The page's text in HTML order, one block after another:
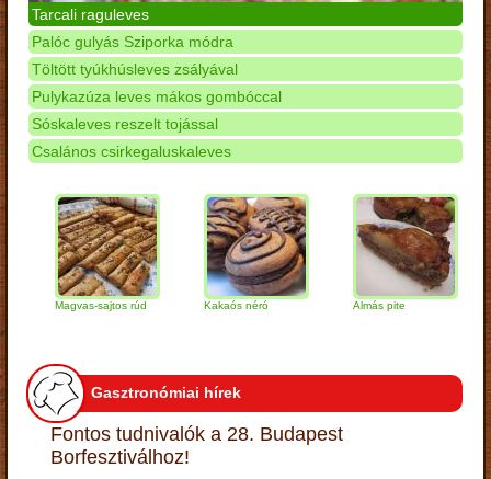
Tarcali raguleves
Palóc gulyás Sziporka módra
Töltött tyúkhúsleves zsályával
Pulykazúza leves mákos gombóccal
Sóskaleves reszelt tojással
Csalános csirkegaluskaleves
Magvas-sajtos rúd Kakaós néró Almás pite
Gasztronómiai hírek
Fontos tudnivalók a 28. Budapest
Borfesztiválhoz!